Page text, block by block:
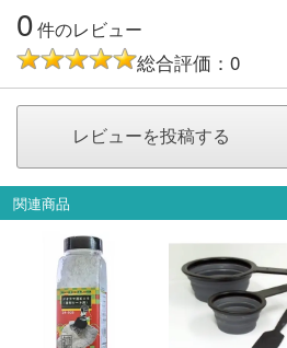
ご注文方法
お問い合せ
ログイン/マイページ
お気に入りリスト
新規会員登録
0件のレビュー
総合評価：0
関連商品